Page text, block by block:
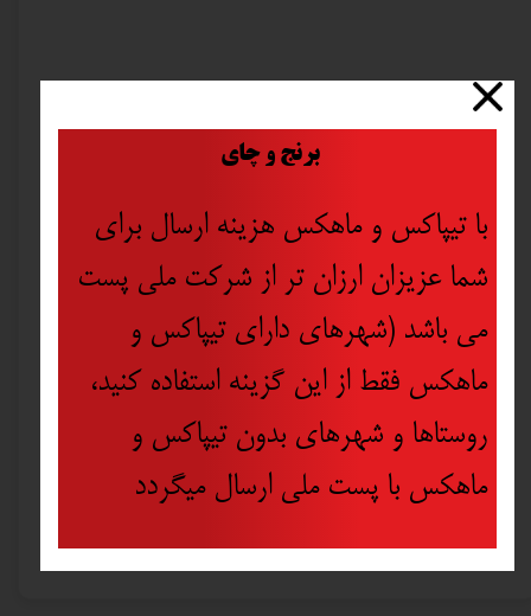
۳۷۵,۰۰۰ تومان
برنج و چای
با تیپاکس و ماهکس هزینه ارسال برای
شما عزیزان ارزان تر از شرکت ملی پست
می باشد (شهرهای دارای تیپاکس و
ماهکس فقط از این گزینه استفاده کنید،
روستاها و شهرهای بدون تیپاکس و
ماهکس با پست ملی ارسال میگردد